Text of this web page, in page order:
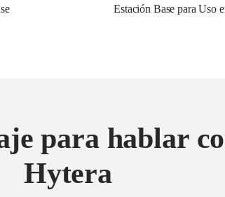
Estación Base para Uso
para hablar
Hytera